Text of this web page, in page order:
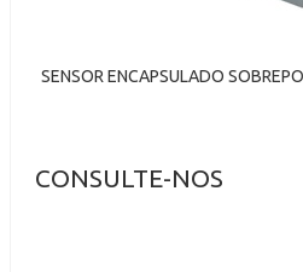
SENSOR ENCAPSULADO
CONSULTE-NOS